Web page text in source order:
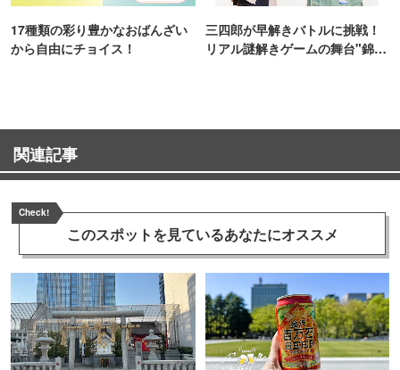
17種類の彩り豊かなおばんざい
から自由にチョイス！
三四郎が早解きバトルに挑戦！
リアル謎解きゲームの舞台"錦糸
関連記事
Check!
このスポットを見ているあなたにオススメ